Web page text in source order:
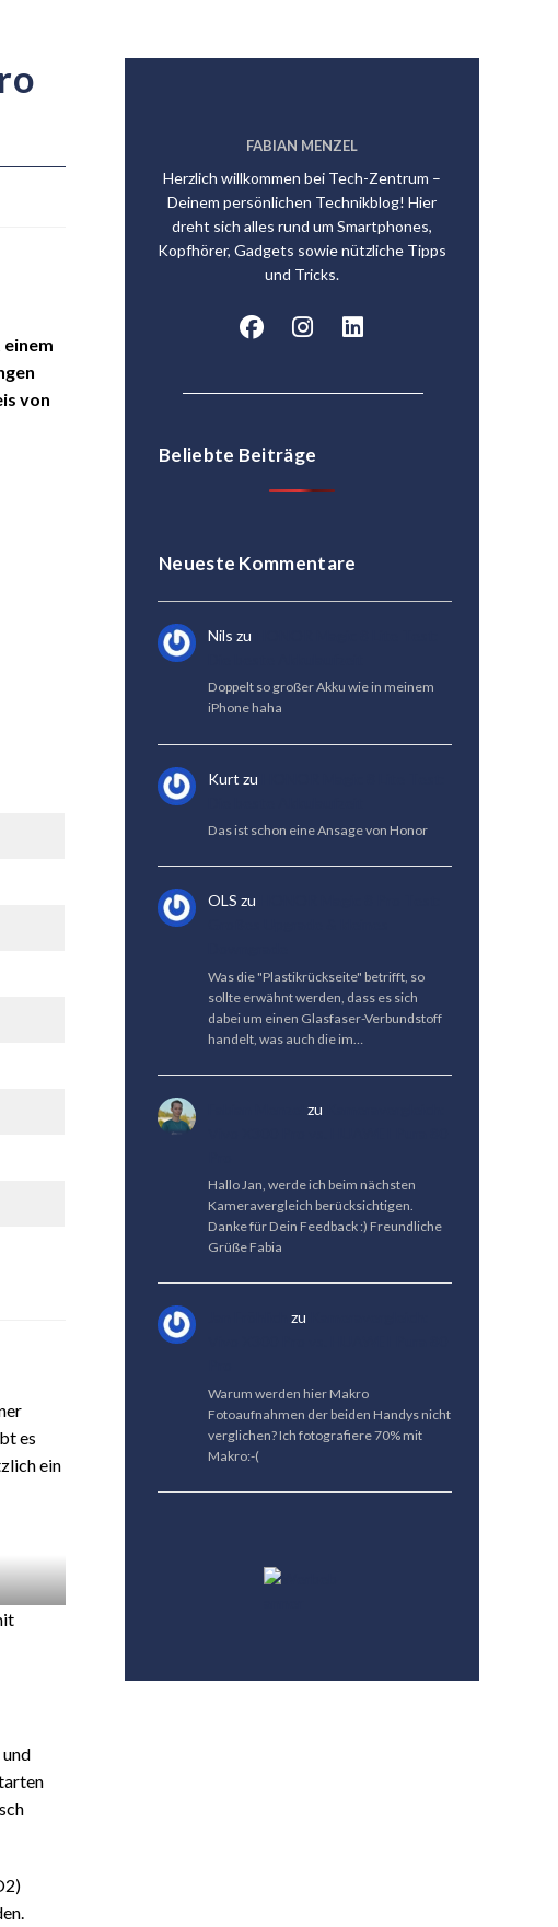
von
es
ein
FABIAN MENZEL
Herzlich willkommen bei Tech-Zentrum –
Deinem persönlichen Technikblog! Hier
dreht sich alles rund um Smartphones,
Kopfhörer, Gadgets sowie nützliche Tipps
und Tricks.
Beliebte Beiträge
Neueste Kommentare
Nils zu
Doppelt so großer Akku wie in meinem
iPhone haha
Kurt zu
Das ist schon eine Ansage von Honor
OLS zu
Was die "Plastikrückseite" betrifft, so
sollte erwähnt werden, dass es sich
dabei um einen Glasfaser-Verbundstoff
handelt, was auch die im…
zu
Hallo Jan, werde ich beim nächsten
Kameravergleich berücksichtigen.
Danke für Dein Feedback :) Freundliche
Grüße Fabia
zu
Warum werden hier Makro
Fotoaufnahmen der beiden Handys nicht
verglichen? Ich fotografiere 70% mit
Makro:-(